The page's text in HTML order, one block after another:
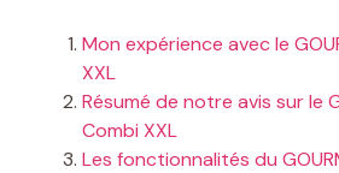
Mon expérience avec le
XXL
Résumé de notre avis sur le
Combi XXL
Les fonctionnalités du